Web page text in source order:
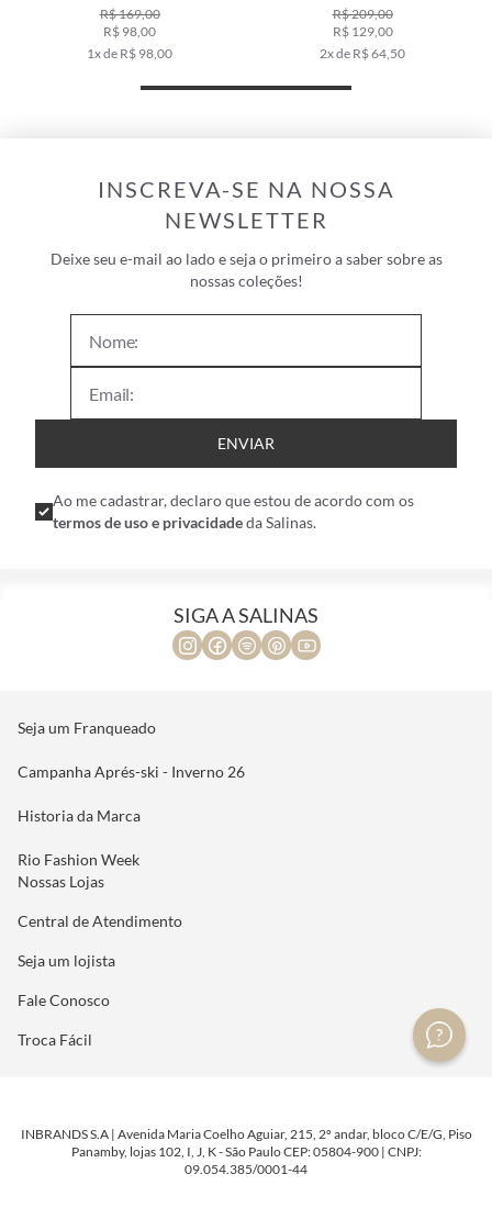
R$ 169,00
R$ 98,00
1x de R$ 98,00
R$ 209,00
R$ 129,00
2x de R$ 64,50
INSCREVA-SE NA NOSSA
NEWSLETTER
Deixe seu e-mail ao lado e seja o primeiro a saber sobre as
nossas coleções!
ENVIAR
Ao me cadastrar, declaro que estou de acordo com os
termos de uso e privacidadeda Salinas.
SIGA A SALINAS
Seja um Franqueado
Campanha Aprés-ski - Inverno 26
Historia da Marca
Rio Fashion Week
Nossas Lojas
Central de Atendimento
Seja um lojista
Fale Conosco
Troca Fácil
INBRANDS S.A | Avenida Maria Coelho Aguiar, 215, 2º andar, bloco C/E/G, Piso
Panamby, lojas 102, I, J, K - São Paulo CEP: 05804-900 | CNPJ:
09.054.385/0001-44